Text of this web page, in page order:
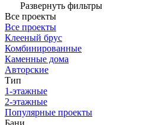
Развернуть фильтры
Все проекты
Все проекты
Клееный брус
Комбинированные
Каменные дома
Авторские
Тип
1-этажные
2-этажные
Популярные проекты